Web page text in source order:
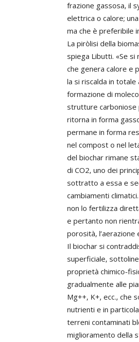
frazione gassosa, il
elettrica o calore;
ma che è preferibile
La piròlisi della
spiega Libutti. «Se si
che genera calore e
la si riscalda in totale
formazione di
strutture carboniose
ritorna in forma
permane in forma
nel compost o nel
del biochar rimane
di CO2, uno dei
sottratto a essa e
cambiamenti
non lo fertilizza
e pertanto non
porosità, l’aerazione
Il biochar si
superficiale,
proprietà chimico-
gradualmente alle
Mg++, K+, ecc., che
nutrienti e in
terreni contaminati
miglioramento della